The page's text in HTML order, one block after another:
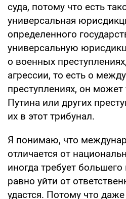
суда, потому что есть
универсальная
определенного
универсальную
о военных
агрессии, то есть о
преступлениях, он может
Путина или других
их в этот трибунал.
Я понимаю, что
отличается от
иногда требует
равно уйти от
удастся. Потому что